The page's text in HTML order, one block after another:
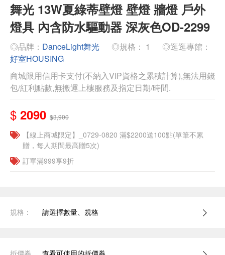
舞光 13W夏綠蒂壁燈 壁燈 牆燈 戶外
燈具 內含防水驅動器 深灰色OD-2299
◎品牌： DanceLight舞光 ◎規格： 1
◎逛逛專館：
好室HOUSING
商城限用信用卡支付(不納入VIP資格之累積計算),無法用錢
包/紅利點數,無搬運上樓服務及指定日期/時間.
$ 2090 $3,900
【線上商城限定】_0729-0820 滿$2200送100點(單筆不累
贈，每人期間最高贈5次)
訂單滿999享9折
規格： 請選擇數量、規格